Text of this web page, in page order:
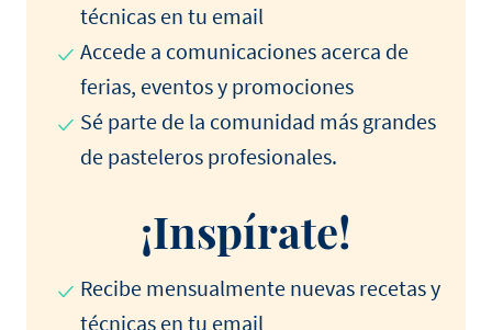
técnicas en tu email
Accede a comunicaciones acerca de
ferias, eventos y promociones
Sé parte de la comunidad más grandes
de pasteleros profesionales.
¡Inspírate!
Recibe mensualmente nuevas recetas y
técnicas en tu email